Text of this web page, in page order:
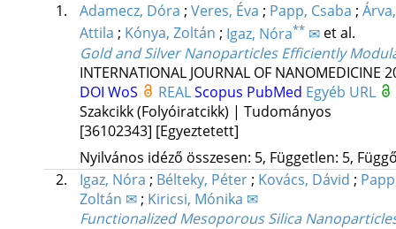
1. Adamecz, Dóra ; Veres, Éva ; Papp, Csaba ;
Attila ; Kónya, Zoltán ; Igaz, Nóra**✉ et al.
Gold and Silver Nanoparticles Efficiently
INTERNATIONAL JOURNAL OF NANOMEDICINE
DOI WoS REALScopus PubMed Egyéb URL
Szakcikk (Folyóiratcikk) | Tudományos
[36102343] [Egyeztetett]
Nyilvános idéző összesen: 5, Független: 5,
2.
Igaz, Nóra ; Bélteky, Péter ; Kovács, Dávid ;
Zoltán ✉ ; Kiricsi, Mónika ✉
Functionalized Mesoporous Silica